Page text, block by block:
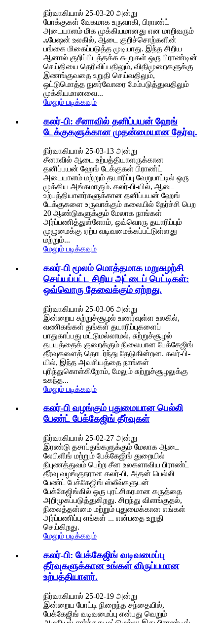
நிர்வாகியால் 25-03-20 அன்று
போக்குகள் வேகமாக உருவாகி, பிராண்ட்
அடையாளம் மிக முக்கியமானது என மாறிவரும்
ஃபேஷன் உலகில், ஆடை குறிச்சொற்களின்
பங்கை மிகைப்படுத்த முடியாது. இந்த சிறிய
ஆனால் குறிப்பிடத்தக்க கூறுகள் ஒரு பிராண்டின்
செய்தியை தெரிவிப்பதிலும், விதிமுறைகளுக்கு
இணங்குவதை உறுதி செய்வதிலும்,
ஒட்டுமொத்த நுகர்வோரை மேம்படுத்துவதிலும்
முக்கியமானவை...
மேலும் படிக்கவும்
கலர்-பி: சீனாவில் தனிப்பயன் ஹேங்
டேக்குகளுக்கான முதன்மையான தேர்வு.
நிர்வாகியால் 25-03-13 அன்று
சீனாவில் ஆடை உற்பத்தியாளருக்கான
தனிப்பயன் ஹேங் டேக்குகள் பிராண்ட்
அடையாளம் மற்றும் தயாரிப்பு வேறுபாட்டில் ஒரு
முக்கிய அங்கமாகும். கலர்-பி-யில், ஆடை
உற்பத்தியாளர்களுக்கான தனிப்பயன் ஹேங்
டேக்குகளை உருவாக்கும் கலையில் தேர்ச்சி பெற
20 ஆண்டுகளுக்கும் மேலாக நாங்கள்
அர்ப்பணித்துள்ளோம், ஒவ்வொரு தயாரிப்பும்
முழுமைக்கு ஏற்ப வடிவமைக்கப்பட்டுள்ளது
மற்றும்...
மேலும் படிக்கவும்
கலர்-பி மூலம் மொத்தமாக மறுசுழற்சி
செய்யப்பட்ட சிறிய அட்டைப் பெட்டிகள்:
ஒவ்வொரு தேவைக்கும் ஏற்றது.
நிர்வாகியால் 25-03-06 அன்று
இன்றைய சுற்றுச்சூழல் உணர்வுள்ள உலகில்,
வணிகங்கள் தங்கள் தயாரிப்புகளைப்
பாதுகாப்பது மட்டுமல்லாமல், சுற்றுச்சூழல்
தடயத்தைக் குறைக்கும் நிலையான பேக்கேஜிங்
தீர்வுகளைத் தொடர்ந்து தேடுகின்றன. கலர்-பி-
யில், இந்த அவசியத்தை நாங்கள்
புரிந்துகொள்கிறோம், மேலும் சுற்றுச்சூழலுக்கு
உகந்த...
மேலும் படிக்கவும்
கலர்-பி வழங்கும் புதுமையான பெல்லி
பேண்ட் பேக்கேஜிங் தீர்வுகள்
நிர்வாகியால் 25-02-27 அன்று
இரண்டு தசாப்தங்களுக்கும் மேலாக ஆடை
லேபிளிங் மற்றும் பேக்கேஜிங் துறையில்
நிபுணத்துவம் பெற்ற சீன உலகளாவிய பிராண்ட்
தீர்வு வழங்குநரான கலர்-பி, அதன் பெல்லி
பேண்ட் பேக்கேஜிங் ஸ்லீவ்களுடன்
பேக்கேஜிங்கில் ஒரு புரட்சிகரமான கருத்தை
அறிமுகப்படுத்துகிறது. சிறந்து விளங்குதல்,
நிலைத்தன்மை மற்றும் புதுமைக்கான எங்கள்
அர்ப்பணிப்பு எங்கள் ... என்பதை உறுதி
செய்கிறது.
மேலும் படிக்கவும்
கலர்-பி: பேக்கேஜிங் வடிவமைப்பு
தீர்வுகளுக்கான உங்கள் விருப்பமான
உற்பத்தியாளர்.
நிர்வாகியால் 25-02-19 அன்று
இன்றைய போட்டி நிறைந்த சந்தையில்,
பேக்கேஜிங் வடிவமைப்பு என்பது வெறும்